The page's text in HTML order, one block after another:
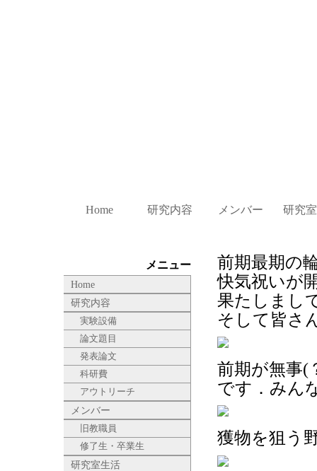
Home 研究内容 メンバー 研究
前期最期の
快気祝いが
果たしまし
そして皆さ
前期が無事(
です．みん
獲物を狙う
メニュー
Home
研究内容
実験設備
論文題目
発表論文
科研費
アウトリーチ
メンバー
旧教職員
修了生・卒業生
研究室生活